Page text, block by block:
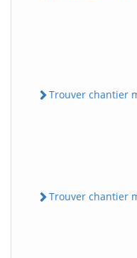
Trouver chantier
Trouver chantier